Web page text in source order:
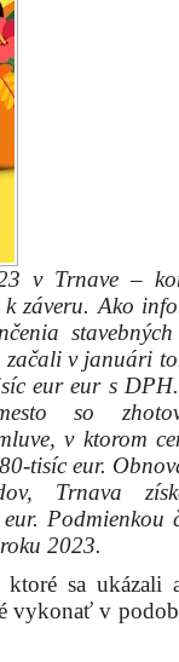
v Trnave –
záveru. Ako
začali v januári
eur eur s
so
v ktorom
tisíc eur.
Trnava
Podmienkou
2023.
sa ukázali
vykonať v